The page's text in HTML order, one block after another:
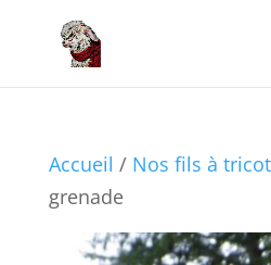
Accueil / Nos fils à
grenade